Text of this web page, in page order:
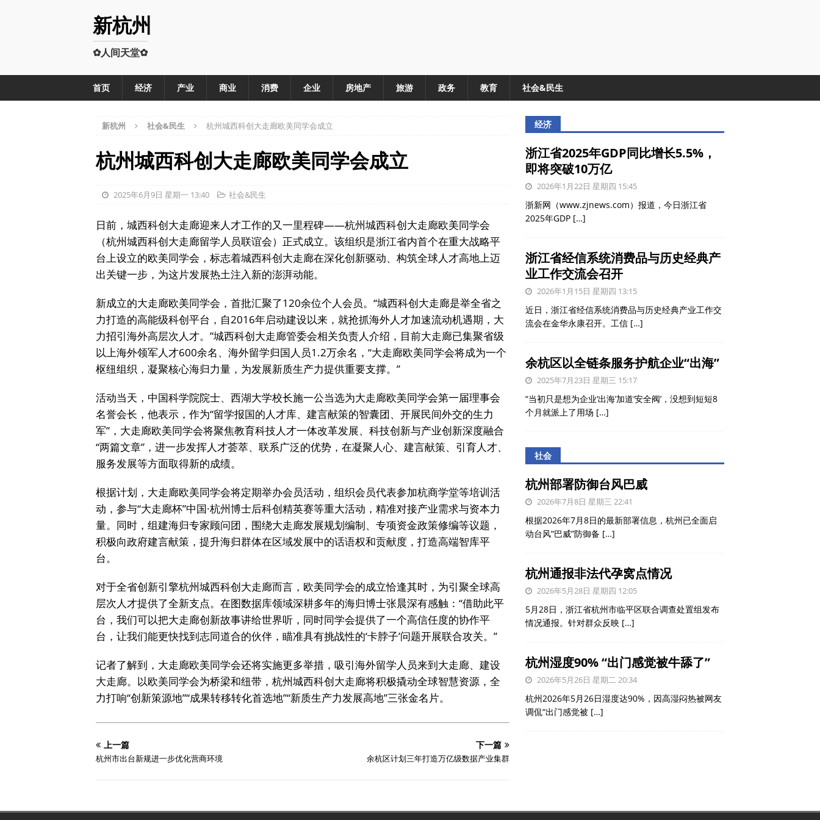
新杭州
✿人间天堂✿
首页 经济 产业 商业 消费 企业 房地产 旅游 政务 教育 社会&民生
新杭州 社会&民生 杭州城西科创大走廊欧美同学会成立
杭州城西科创大走廊欧美同学会成立
2025年6月9日 星期一 13:40 社会&民生
日前，城西科创大走廊迎来人才工作的又一里程碑——杭州城西科创大走廊欧美同学会
（杭州城西科创大走廊留学人员联谊会）正式成立。该组织是浙江省内首个在重大战略平
台上设立的欧美同学会，标志着城西科创大走廊在深化创新驱动、构筑全球人才高地上迈
出关键一步，为这片发展热土注入新的澎湃动能。
新成立的大走廊欧美同学会，首批汇聚了120余位个人会员。“城西科创大走廊是举全省之
力打造的高能级科创平台，自2016年启动建设以来，就抢抓海外人才加速流动机遇期，大
力招引海外高层次人才。”城西科创大走廊管委会相关负责人介绍，目前大走廊已集聚省级
以上海外领军人才600余名、海外留学归国人员1.2万余名，“大走廊欧美同学会将成为一个
枢纽组织，凝聚核心海归力量，为发展新质生产力提供重要支撑。”
活动当天，中国科学院院士、西湖大学校长施一公当选为大走廊欧美同学会第一届理事会
名誉会长，他表示，作为“留学报国的人才库、建言献策的智囊团、开展民间外交的生力
军”，大走廊欧美同学会将聚焦教育科技人才一体改革发展、科技创新与产业创新深度融合
“两篇文章”，进一步发挥人才荟萃、联系广泛的优势，在凝聚人心、建言献策、引育人才、
服务发展等方面取得新的成绩。
根据计划，大走廊欧美同学会将定期举办会员活动，组织会员代表参加杭商学堂等培训活
动，参与“大走廊杯”中国·杭州博士后科创精英赛等重大活动，精准对接产业需求与资本力
量。同时，组建海归专家顾问团，围绕大走廊发展规划编制、专项资金政策修编等议题，
积极向政府建言献策，提升海归群体在区域发展中的话语权和贡献度，打造高端智库平
台。
对于全省创新引擎杭州城西科创大走廊而言，欧美同学会的成立恰逢其时，为引聚全球高
层次人才提供了全新支点。在图数据库领域深耕多年的海归博士张晨深有感触：“借助此平
台，我们可以把大走廊创新故事讲给世界听，同时同学会提供了一个高信任度的协作平
台，让我们能更快找到志同道合的伙伴，瞄准具有挑战性的‘卡脖子’问题开展联合攻关。”
记者了解到，大走廊欧美同学会还将实施更多举措，吸引海外留学人员来到大走廊、建设
大走廊。以欧美同学会为桥梁和纽带，杭州城西科创大走廊将积极撬动全球智慧资源，全
力打响“创新策源地”“成果转移转化首选地”“新质生产力发展高地”三张金名片。
上一篇
杭州市出台新规进一步优化营商环境
下一篇
余杭区计划三年打造万亿级数据产业集群
经济
浙江省2025年GDP同比增长5.5%，
即将突破10万亿
2026年1月22日 星期四 15:45
浙新网（www.zjnews.com）报道，今日浙江省
2025年GDP […]
浙江省经信系统消费品与历史经典产
业工作交流会召开
2026年1月15日 星期四 13:15
近日，浙江省经信系统消费品与历史经典产业工作交
流会在金华永康召开。工信 […]
余杭区以全链条服务护航企业“出海”
2025年7月23日 星期三 15:17
“当初只是想为企业‘出海’加道‘安全阀’，没想到短短8
个月就派上了用场 […]
社会
杭州部署防御台风巴威
2026年7月8日 星期三 22:41
根据2026年7月8日的最新部署信息，杭州已全面启
动台风“巴威”防御备 […]
杭州通报非法代孕窝点情况
2026年5月28日 星期四 12:05
5月28日，浙江省杭州市临平区联合调查处置组发布
情况通报。针对群众反映 […]
杭州湿度90% “出门感觉被牛舔了”
2026年5月26日 星期二 20:34
杭州2026年5月26日湿度达90%，因高湿闷热被网友
调侃“出门感觉被 […]